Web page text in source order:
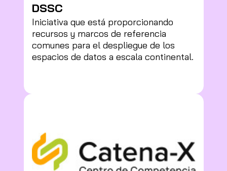
DSSC
Iniciativa que está proporcionando
recursos y marcos de referencia
comunes para el despliegue de los
espacios de datos a escala continental.